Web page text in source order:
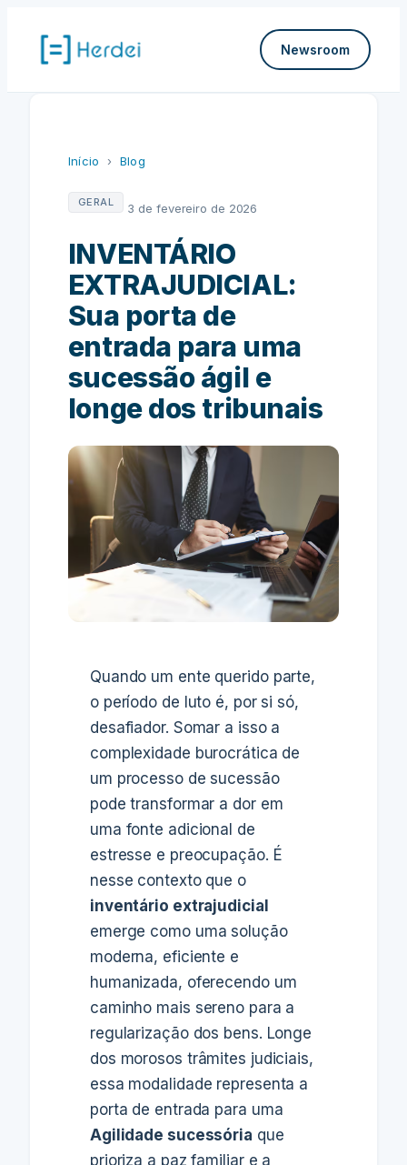
Newsroom
Início › Blog
GERAL 3 de fevereiro de 2026
INVENTÁRIO
EXTRAJUDICIAL:
Sua porta de
entrada para uma
sucessão ágil e
longe dos tribunais
Quando um ente querido parte,
o período de luto é, por si só,
desafiador. Somar a isso a
complexidade burocrática de
um processo de sucessão
pode transformar a dor em
uma fonte adicional de
estresse e preocupação. É
nesse contexto que o
inventário extrajudicial
emerge como uma solução
moderna, eficiente e
humanizada, oferecendo um
caminho mais sereno para a
regularização dos bens. Longe
dos morosos trâmites judiciais,
essa modalidade representa a
porta de entrada para uma
Agilidade sucessória que
prioriza a paz familiar e a